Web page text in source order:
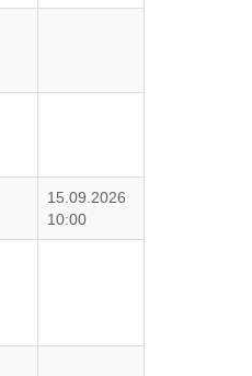
15.09.2026
10:00